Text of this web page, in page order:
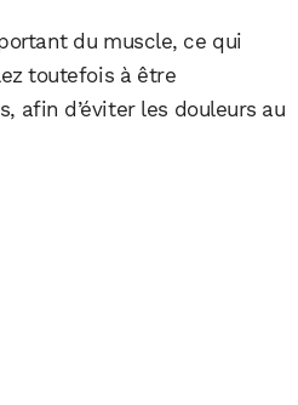
du muscle, ce qui
toutefois à être
afin d’éviter les douleurs au